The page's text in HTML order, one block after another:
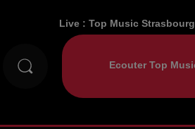
Live :Top Music Strasbourg